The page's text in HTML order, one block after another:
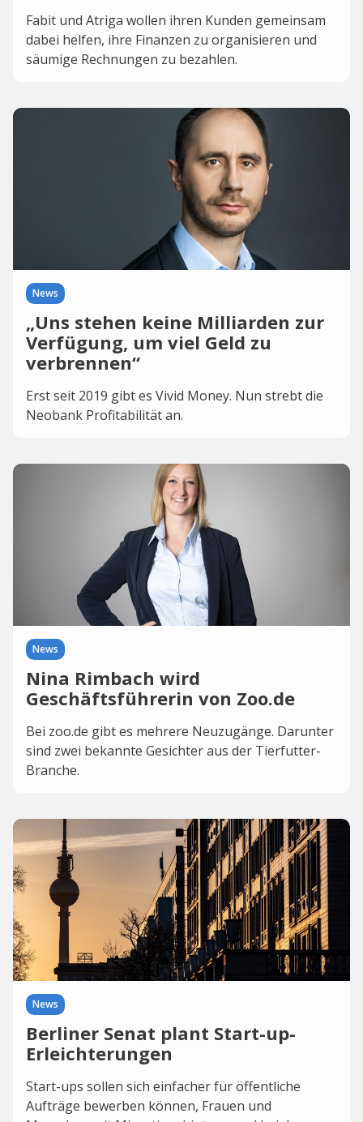
Fabit und Atriga wollen ihren Kunden gemeinsam
dabei helfen, ihre Finanzen zu organisieren und
säumige Rechnungen zu bezahlen.
News
„Uns stehen keine Milliarden zur
Verfügung, um viel Geld zu
verbrennen“
Erst seit 2019 gibt es Vivid Money. Nun strebt die
Neobank Profitabilität an.
News
Nina Rimbach wird
Geschäftsführerin von Zoo.de
Bei zoo.de gibt es mehrere Neuzugänge. Darunter
sind zwei bekannte Gesichter aus der Tierfutter-
Branche.
News
Berliner Senat plant Start-up-
Erleichterungen
Start-ups sollen sich einfacher für öffentliche
Aufträge bewerben können, Frauen und